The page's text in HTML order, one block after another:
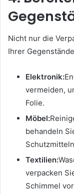
Nicht nur die
Ihrer
Elektronik:
vermeiden,
Folie.
Möbel:
behandeln
Textilien:
verpacken
Schimmel